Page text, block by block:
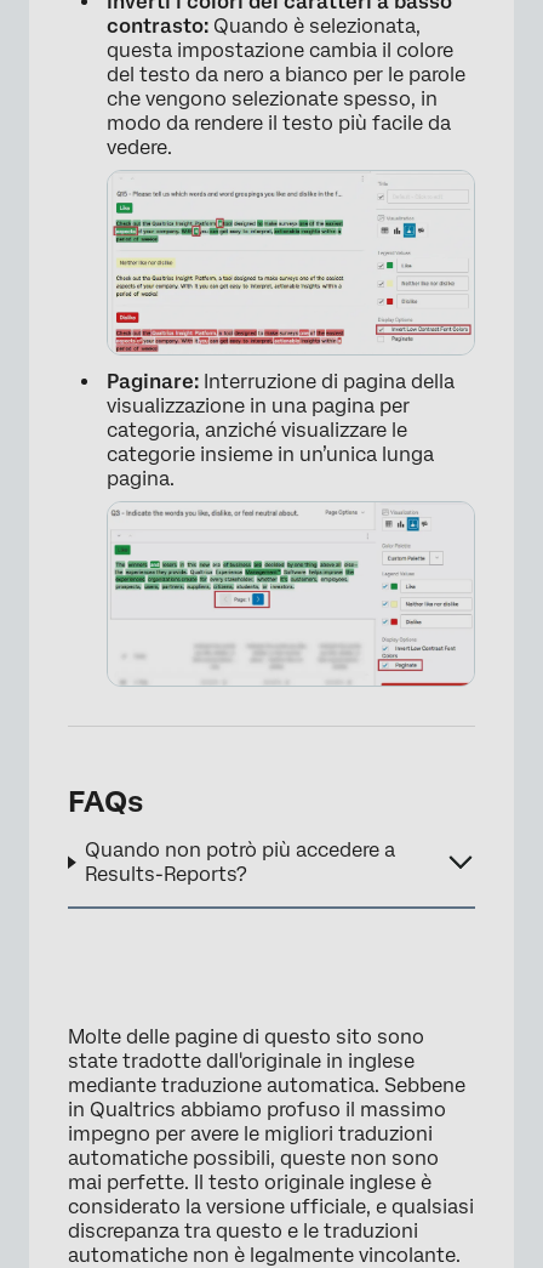
contrasto: Quando è selezionata,
questa impostazione cambia il colore
del testo da nero a bianco per le parole
che vengono selezionate spesso, in
modo da rendere il testo più facile da
vedere.
×
Paginare: Interruzione di pagina della
visualizzazione in una pagina per
categoria, anziché visualizzare le
categorie insieme in un’unica lunga
pagina.
×
FAQs
Quando non potrò più accedere a
Results-Reports?
Molte delle pagine di questo sito sono
state tradotte dall'originale in inglese
mediante traduzione automatica. Sebbene
in Qualtrics abbiamo profuso il massimo
impegno per avere le migliori traduzioni
automatiche possibili, queste non sono
mai perfette. Il testo originale inglese è
considerato la versione ufficiale, e qualsiasi
discrepanza tra questo e le traduzioni
automatiche non è legalmente vincolante.